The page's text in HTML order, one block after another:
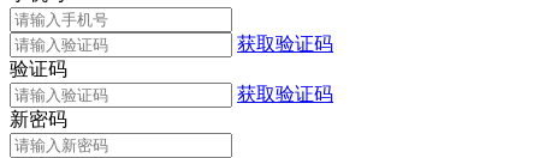
获取验证码
验证码
获取验证码
新密码